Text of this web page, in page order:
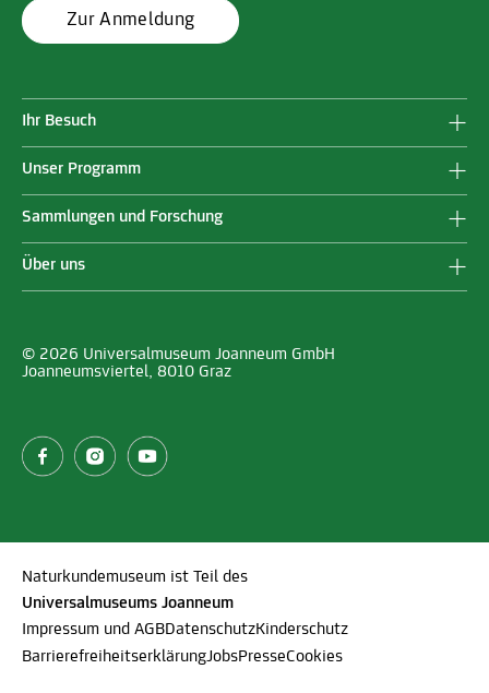
Zur Anmeldung
Ihr Besuch
Unser Programm
Sammlungen und Forschung
Über uns
© 2026 Universalmuseum Joanneum GmbH
Joanneumsviertel, 8010 Graz
Naturkundemuseum ist Teil des
Universalmuseums Joanneum
Impressum und AGBDatenschutzKinderschutz
BarrierefreiheitserklärungJobsPresseCookies